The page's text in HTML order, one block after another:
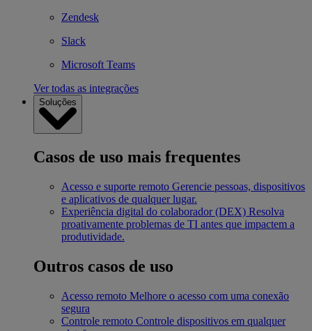
Zendesk
Slack
Microsoft Teams
Ver todas as integrações
Soluções
Casos de uso mais frequentes
Acesso e suporte remoto Gerencie pessoas, dispositivos
e aplicativos de qualquer lugar.
Experiência digital do colaborador (DEX) Resolva
proativamente problemas de TI antes que impactem a
produtividade.
Outros casos de uso
Acesso remoto Melhore o acesso com uma conexão
segura
Controle remoto Controle dispositivos em qualquer